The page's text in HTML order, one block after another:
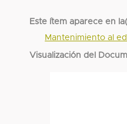
Este ítem aparece en
Mantenimiento al
Visualización del